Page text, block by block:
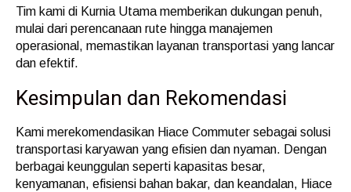
Tim kami di Kurnia Utama memberikan dukungan penuh,
mulai dari perencanaan rute hingga manajemen
operasional, memastikan layanan transportasi yang lancar
dan efektif.
Kesimpulan dan Rekomendasi
Kami merekomendasikan Hiace Commuter sebagai solusi
transportasi karyawan yang efisien dan nyaman. Dengan
berbagai keunggulan seperti kapasitas besar,
kenyamanan, efisiensi bahan bakar, dan keandalan, Hiace